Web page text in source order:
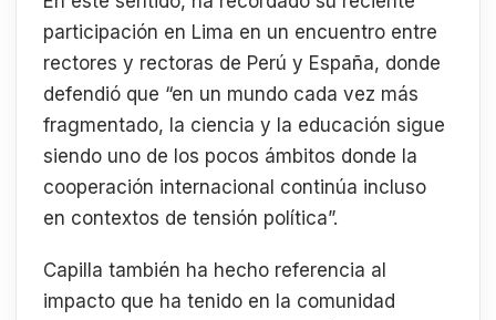
participación en Lima en un encuentro entre
rectores y rectoras de Perú y España, donde
defendió que “en un mundo cada vez más
fragmentado, la ciencia y la educación sigue
siendo uno de los pocos ámbitos donde la
cooperación internacional continúa incluso
en contextos de tensión política”.
Capilla también ha hecho referencia al
impacto que ha tenido en la comunidad